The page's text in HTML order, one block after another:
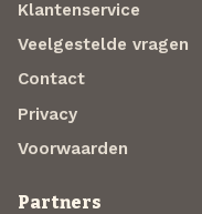
Klantenservice
Veelgestelde vragen
Contact
Privacy
Voorwaarden
Partners